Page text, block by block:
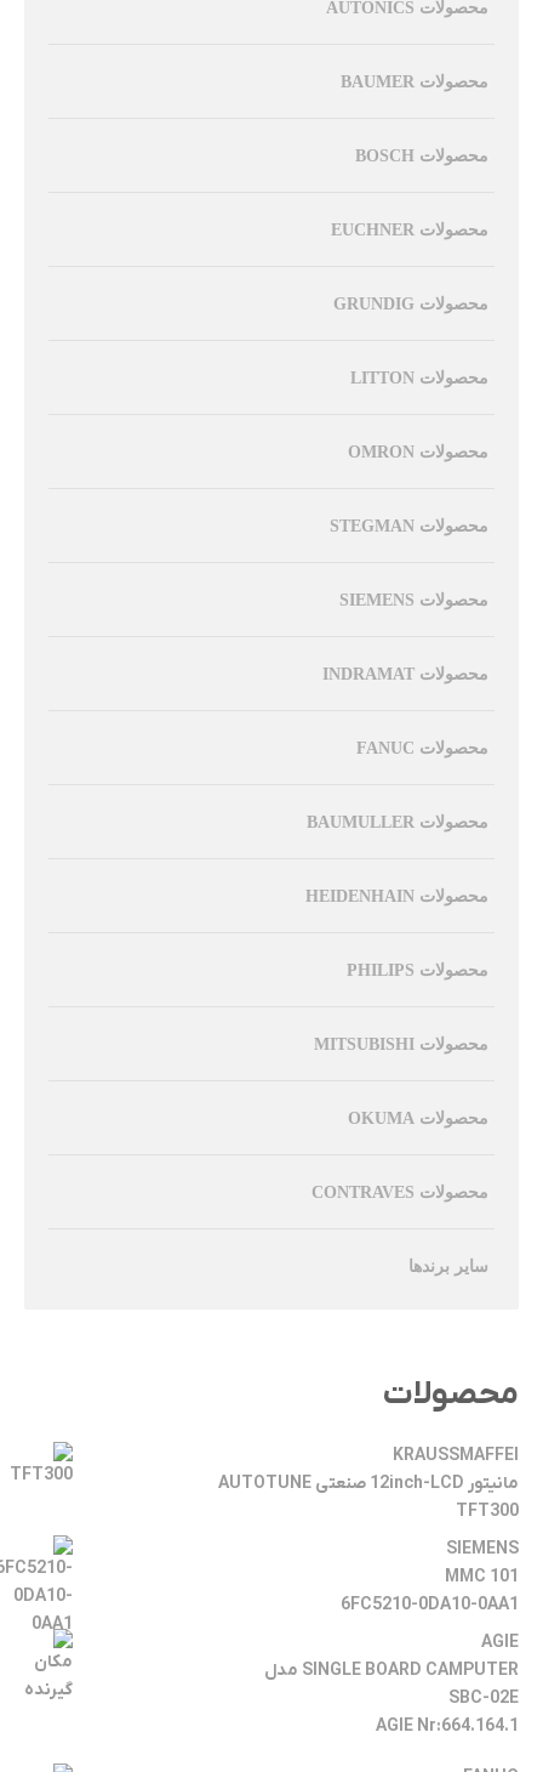
محصولات AUTONICS
محصولات BAUMER
محصولات BOSCH
محصولات EUCHNER
محصولات GRUNDIG
محصولات LITTON
محصولات OMRON
محصولات STEGMAN
محصولات SIEMENS
محصولات INDRAMAT
محصولات FANUC
محصولات BAUMULLER
محصولات HEIDENHAIN
محصولات PHILIPS
محصولات MITSUBISHI
محصولات OKUMA
محصولات CONTRAVES
سایر برندها
محصولات
KRAUSSMAFFEI
مانیتور 12inch-LCD صنعتی AUTOTUNE
TFT300
SIEMENS
MMC 101
6FC5210-0DA10-0AA1
AGIE
SINGLE BOARD CAMPUTER مدل
SBC-02E
AGIE Nr:664.164.1